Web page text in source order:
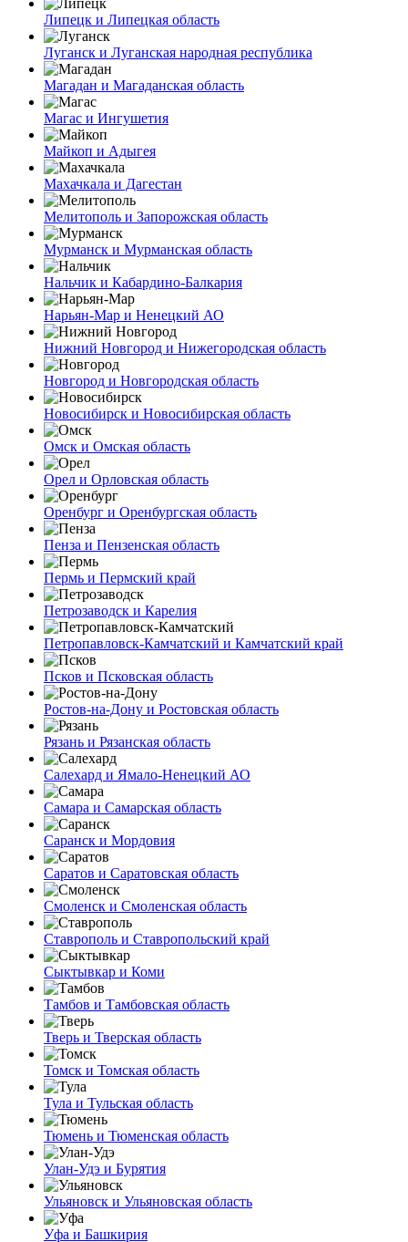
Липецк и Липецкая область
Луганск и Луганская народная республика
Магадан и Магаданская область
Магас и Ингушетия
Майкоп и Адыгея
Махачкала и Дагестан
Мелитополь и Запорожская область
Мурманск и Мурманская область
Нальчик и Кабардино-Балкария
Нарьян-Мар и Ненецкий АО
Нижний Новгород и Нижегородская область
Новгород и Новгородская область
Новосибирск и Новосибирская область
Омск и Омская область
Орел и Орловская область
Оренбург и Оренбургская область
Пенза и Пензенская область
Пермь и Пермский край
Петрозаводск и Карелия
Петропавловск-Камчатский и Камчатский край
Псков и Псковская область
Ростов-на-Дону и Ростовская область
Рязань и Рязанская область
Салехард и Ямало-Ненецкий АО
Самара и Самарская область
Саранск и Мордовия
Саратов и Саратовская область
Смоленск и Смоленская область
Ставрополь и Ставропольский край
Сыктывкар и Коми
Тамбов и Тамбовская область
Тверь и Тверская область
Томск и Томская область
Тула и Тульская область
Тюмень и Тюменская область
Улан-Удэ и Бурятия
Ульяновск и Ульяновская область
Уфа и Башкирия